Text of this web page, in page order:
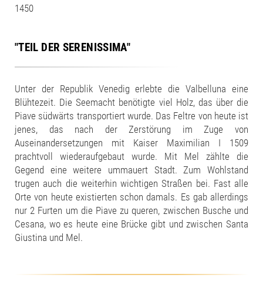
1450
"TEIL DER SERENISSIMA"
Unter der Republik Venedig erlebte die Valbelluna eine
Blühtezeit. Die Seemacht benötigte viel Holz, das über die
Piave südwärts transportiert wurde. Das Feltre von heute ist
jenes, das nach der Zerstörung im Zuge von
Auseinandersetzungen mit Kaiser Maximilian I 1509
prachtvoll wiederaufgebaut wurde. Mit Mel zählte die
Gegend eine weitere ummauert Stadt. Zum Wohlstand
trugen auch die weiterhin wichtigen Straßen bei. Fast alle
Orte von heute existierten schon damals. Es gab allerdings
nur 2 Furten um die Piave zu queren, zwischen Busche und
Cesana, wo es heute eine Brücke gibt und zwischen Santa
Giustina und Mel.